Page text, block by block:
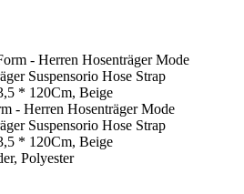
- Herren Hosenträger Mode
Suspensorio Hose Strap
* 120Cm, Beige
Polyester